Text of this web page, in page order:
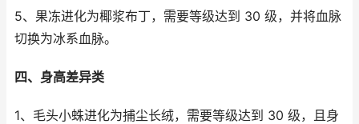
5、果冻进化为椰浆布丁，需要等级达到 30 级，并将血脉
切换为冰系血脉。
四、身高差异类
1、毛头小蛛进化为捕尘长绒，需要等级达到 30 级，且身